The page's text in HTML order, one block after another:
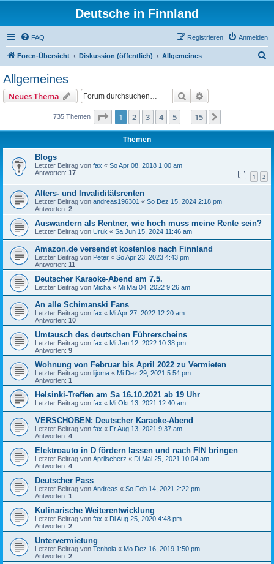
Deutsche in Finnland
FAQ Anmelden
Registrieren
Foren-Übersicht Diskussion (öffentlich) Allgemeines
Allgemeines
Neues Thema Suche
735 Themen Seite 1von 15
1 2 3 4 5 15
Themen
Blogs
Letzter Beitrag von fax « So Apr 08, 2018 1:00 am
Antworten: 17 1 2
Alters- und Invaliditätsrenten
Letzter Beitrag von andreas196301 « So Dez 15, 2024 2:18 pm
Antworten: 2
Auswandern als Rentner, wie hoch muss meine Rente sein?
Letzter Beitrag von Uruk « Sa Jun 15, 2024 11:46 am
Amazon.de versendet kostenlos nach Finnland
Letzter Beitrag von Peter « So Apr 23, 2023 4:43 pm
Antworten: 11
Deutscher Karaoke-Abend am 7.5.
Letzter Beitrag von Micha « Mi Mai 04, 2022 9:26 am
An alle Schimanski Fans
Letzter Beitrag von fax « Mi Apr 27, 2022 12:20 am
Antworten: 10
Umtausch des deutschen Führerscheins
Letzter Beitrag von fax « Mi Jan 12, 2022 10:38 pm
Antworten: 9
Wohnung von Februar bis April 2022 zu Vermieten
Letzter Beitrag von lijoma « Mi Dez 29, 2021 5:54 pm
Antworten: 1
Helsinki-Treffen am Sa 16.10.2021 ab 19 Uhr
Letzter Beitrag von fax « Mi Okt 13, 2021 12:40 am
VERSCHOBEN: Deutscher Karaoke-Abend
Letzter Beitrag von fax « Fr Aug 13, 2021 9:37 am
Antworten: 4
Elektroauto in D fördern lassen und nach FIN bringen
Letzter Beitrag von Aprilscherz « Di Mai 25, 2021 10:04 am
Antworten: 4
Deutscher Pass
Letzter Beitrag von Andreas « So Feb 14, 2021 2:22 pm
Antworten: 1
Kulinarische Weiterentwicklung
Letzter Beitrag von fax « Di Aug 25, 2020 4:48 pm
Antworten: 2
Untervermietung
Letzter Beitrag von Tenhola « Mo Dez 16, 2019 1:50 pm
Antworten: 2